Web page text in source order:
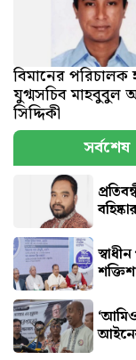
বিমানের পরিচালক
যুগ্মসচিব
সিদ্দিকী
সর্বশেষ
বহিষ্কার